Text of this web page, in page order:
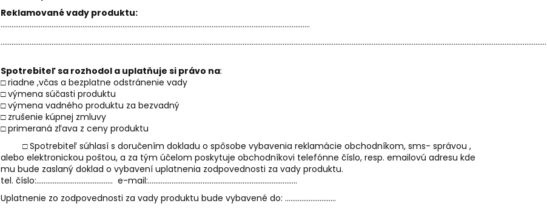
Reklamované vady produktu:
..........................................................................................................................................................................
Spotrebiteľ sa rozhodol a uplatňuje si právo na:
□ riadne ,včas a bezplatne odstránenie vady
□ výmena súčasti produktu
□ výmena vadného produktu za bezvadný
□ zrušenie kúpnej zmluvy
□ primeraná zľava z ceny produktu
□ Spotrebiteľ súhlasí s doručením dokladu o spôsobe vybavenia reklamácie obchodníkom, sms- správou ,
alebo elektronickou poštou, a za tým účelom poskytuje obchodníkovi telefónne číslo, resp. emailovú adresu kde
mu bude zaslaný doklad o vybavení uplatnenia zodpovednosti za vady produktu.
tel. číslo:.......................................... e-mail:..................................................................................
Uplatnenie zo zodpovednosti za vady produktu bude vybavené do: ............................
PALO SANTO SVIEČKA
€10,89
KÓD 368 - BALZAM DYMIACEJ ROKLINY